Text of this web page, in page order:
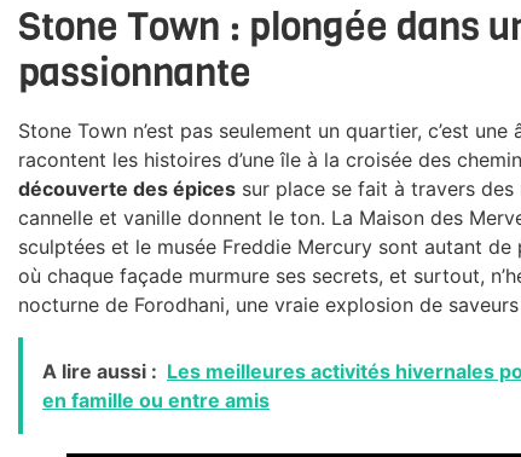
Stone Town : plongée dans
passionnante
Stone Town n’est pas seulement un quartier, c’est
racontent les histoires d’une île à la croisée des
découverte des épices sur place se fait à travers
cannelle et vanille donnent le ton. La Maison des
sculptées et le musée Freddie Mercury sont autant
où chaque façade murmure ses secrets, et surtout,
nocturne de Forodhani, une vraie explosion de saveurs
A lire aussi : Les meilleures activités hivernales
en famille ou entre amis